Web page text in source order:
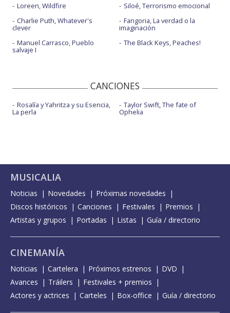
Loreen, Wildfire
Charlie Puth, Whatever's
clever
Manuel Carrasco, Pueblo
salvaje I
Siloé, Terrorismo emocional
Fangoria, La verdad o la
imaginación
The Black Keys, Peaches!
CANCIONES
Rosalía y Yahritza y su Esencia,
La perla
Taylor Swift, The fate of
Ophelia
MUSICALIA
Noticias Novedades
Próximas novedades
Discos históricos
Canciones Festivales
Premios
Artistas y grupos
Portadas Listas Guía / directorio
CINEMANÍA
Noticias Cartelera Próximos estrenos
DVD
Avances
Tráilers
Festivales + premios
Actores y actrices
Carteles Box-office Guía / directorio